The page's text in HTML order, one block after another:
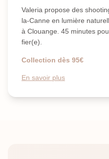
Valeria propose des
la-Canne en lumière
à Clouange. 45 minutes
fier(e).
Collection dès 95€
En savoir plus